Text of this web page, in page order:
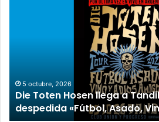
5 octubre, 2026
Die Toten Hosen llega a
despedida «Fútbol, Asado,